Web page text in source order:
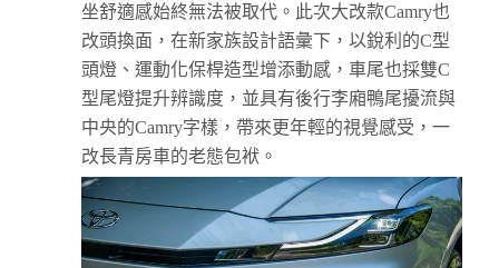
坐舒適感始終無法被取代。此次大改款Camry也
改頭換面，在新家族設計語彙下，以銳利的C型
頭燈、運動化保桿造型增添動感，車尾也採雙C
型尾燈提升辨識度，並具有後行李廂鴨尾擾流與
中央的Camry字樣，帶來更年輕的視覺感受，一
改長青房車的老態包袱。